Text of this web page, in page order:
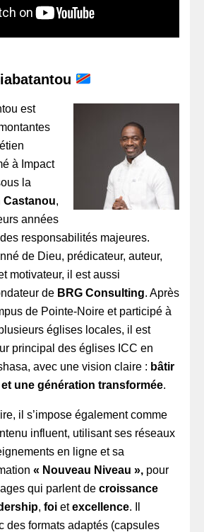
est
à Impact
la
Castanou,
années
responsabilités majeures.
de Dieu, prédicateur, auteur,
motivateur, il est aussi
de BRG Consulting. Après
de Pointe-Noire et participé à
églises locales, il est
principal des églises ICC en
avec une vision claire : bâtir
une génération transformée.
il s’impose également comme
influent, utilisant ses réseaux
en ligne et sa
« Nouveau Niveau », pour
qui parlent de croissance
, foi etexcellence. Il
des formats adaptés (capsules